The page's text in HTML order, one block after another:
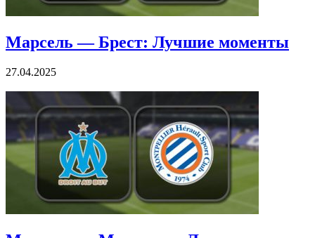
Марсель — Брест: Лучшие моменты
27.04.2025